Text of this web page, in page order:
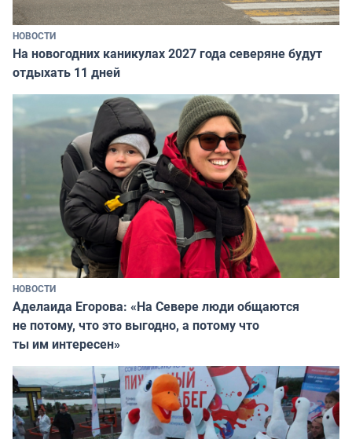
НОВОСТИ
На новогодних каникулах 2027 года северяне будут
отдыхать 11 дней
НОВОСТИ
Аделаида Егорова: «На Севере люди общаются
не потому, что это выгодно, а потому что
ты им интересен»